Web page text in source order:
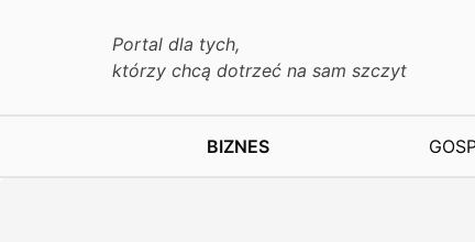
Portal dla tych,
którzy chcą dotrzeć na sam szczyt
BIZNES